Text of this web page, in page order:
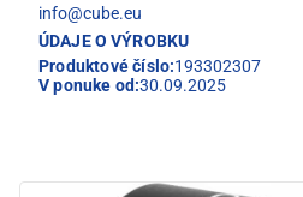
info@cube.eu
ÚDAJE O VÝROBKU
Produktové číslo:193302307
V ponuke od:30.09.2025